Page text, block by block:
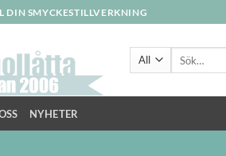
DIN SMYCKESTILLVERKNING
NYHETER